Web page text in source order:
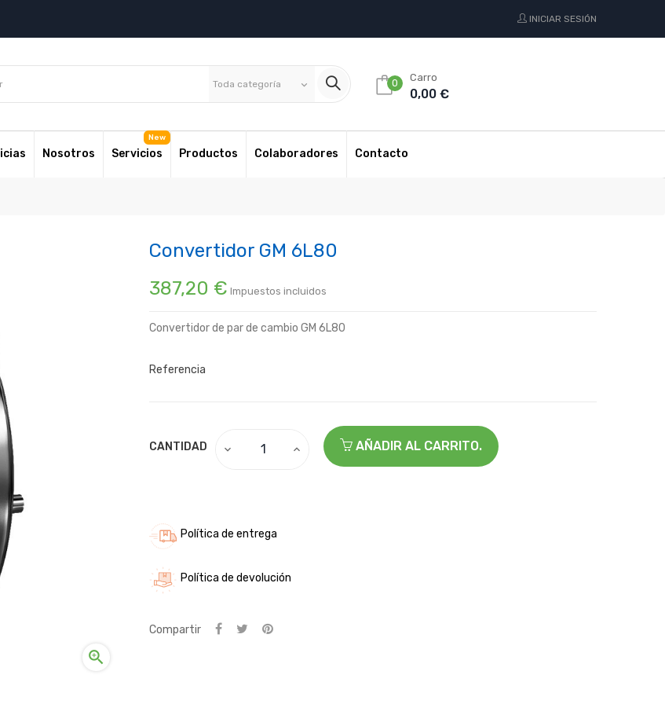
INICIAR SESIÓN
Toda categoría keyboard_arrow_down 0 Carro
0,00 €
Nosotros Servicios Productos Colaboradores Contacto

Convertidor GM 6L80
387,20 € Impuestos incluidos
Convertidor de par de cambio GM 6L80
Referencia
CANTIDAD AÑADIR AL CARRITO.
Política de entrega
Política de devolución
Compartir